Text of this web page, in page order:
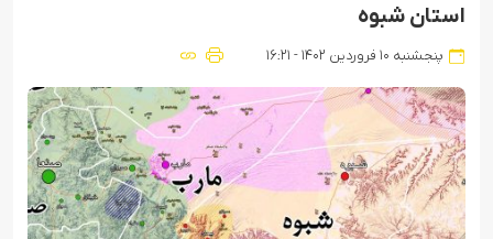
استان شبوه
پنجشنبه ۱۰ فروردین ۱۴۰۲ - ۱۶:۲۱